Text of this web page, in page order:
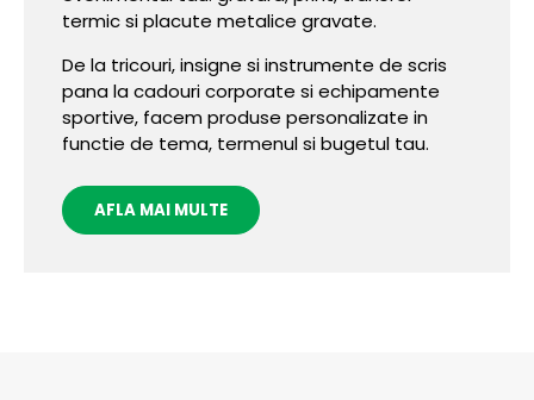
termic si placute metalice gravate.
De la tricouri, insigne si instrumente de scris
pana la cadouri corporate si echipamente
sportive, facem produse personalizate in
functie de tema, termenul si bugetul tau.
AFLA MAI MULTE